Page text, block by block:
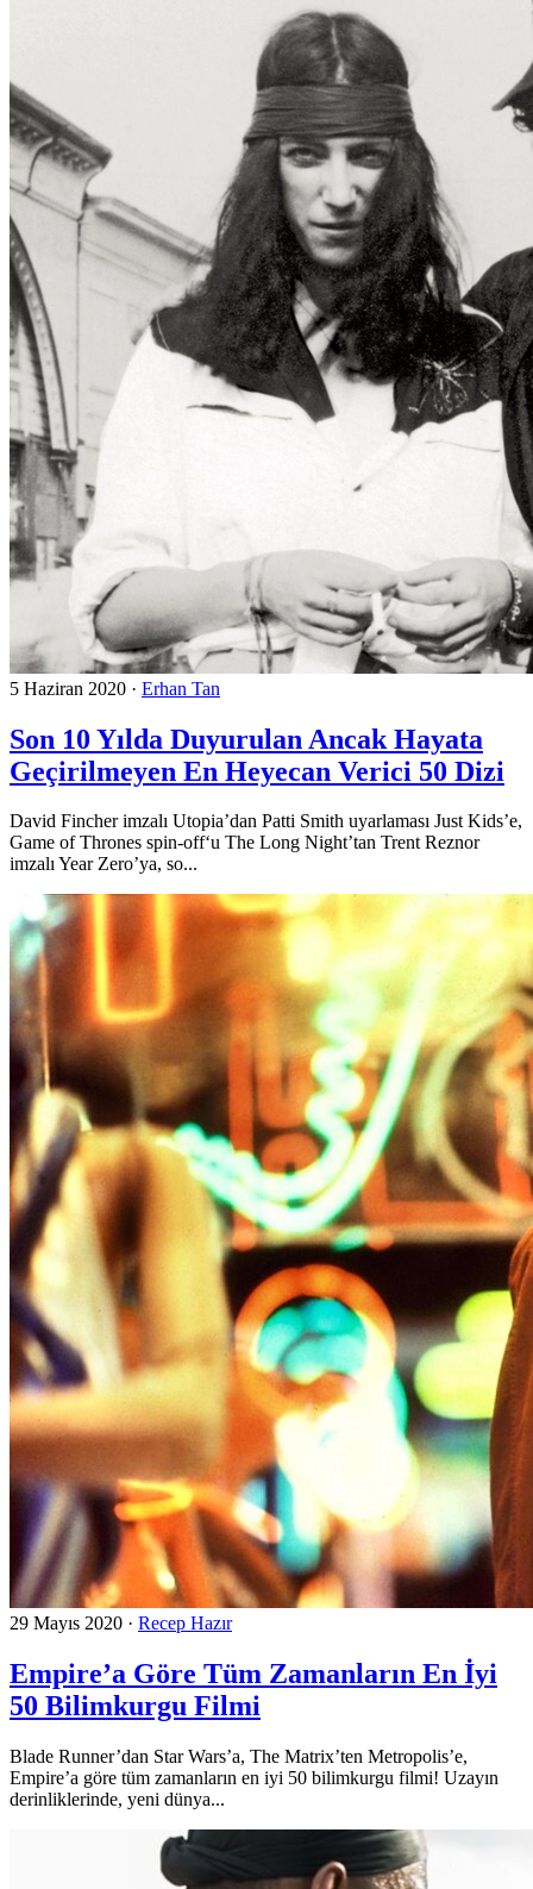
5 Haziran 2020 · Erhan Tan
Son 10 Yılda Duyurulan Ancak Hayata
Geçirilmeyen En Heyecan Verici 50 Dizi
David Fincher imzalı Utopia’dan Patti Smith uyarlaması Just Kids’e,
Game of Thrones spin-off‘u The Long Night’tan Trent Reznor
imzalı Year Zero’ya, so...
29 Mayıs 2020 · Recep Hazır
Empire’a Göre Tüm Zamanların En İyi
50 Bilimkurgu Filmi
Blade Runner’dan Star Wars’a, The Matrix’ten Metropolis’e,
Empire’a göre tüm zamanların en iyi 50 bilimkurgu filmi! Uzayın
derinliklerinde, yeni dünya...